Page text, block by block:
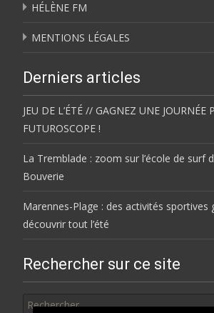
HÉLÈNE FM
MENTIONS LÉGALES
Derniers articles
JEU DE L’ÉTÉ // GAGNEZ UNE JOURNÉE
FUTUROSCOPE !
La Tremblade : zoom sur l’école de surf
Bouverie
Marennes-Plage : des activités sportives
découvrir tout l’été
Rechercher sur ce site